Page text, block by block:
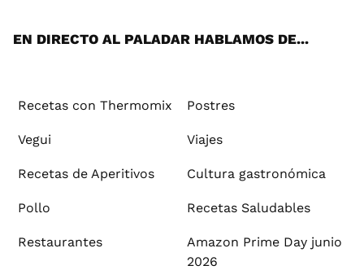
EN DIRECTO AL PALADAR HABLAMOS DE...
Recetas con Thermomix Postres
Vegui Viajes
Recetas de Aperitivos Cultura gastronómica
Pollo Recetas Saludables
Restaurantes
Amazon Prime Day junio
2026